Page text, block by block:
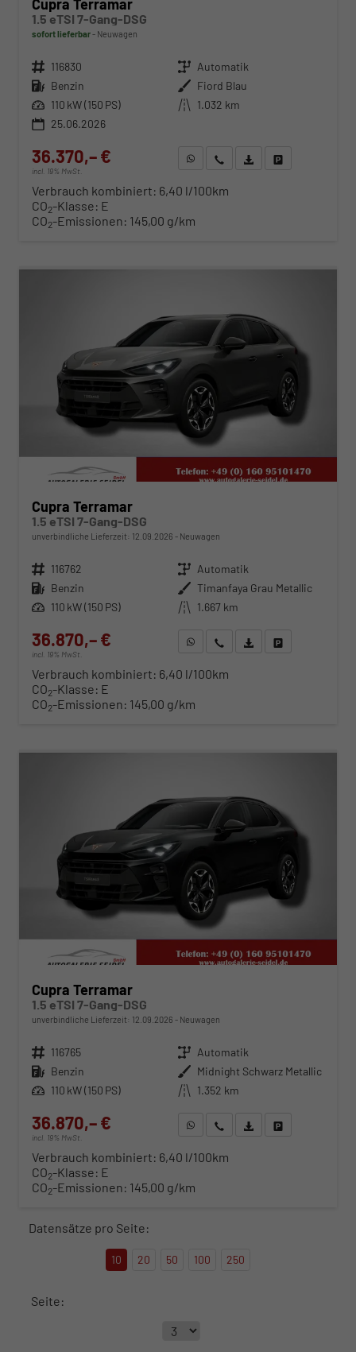
Cupra Terramar
1.5 eTSI 7-Gang-DSG
sofort lieferbar Neuwagen
Fahrzeugnr. 116830 Getriebe Automatik
Kraftstoff Benzin Außenfarbe Fiord Blau
Leistung 110 kW (150 PS) Kilometerstand 1.032 km
25.06.2026
36.370,– €
incl. 19% MwSt.
WhatsApp anfragen
Wir rufen Sie anFahrzeugexposé (PDF)
Verbrauch kombiniert: 6,40 l/100km
CO2-Klasse: E
CO2-Emissionen: 145,00 g/km
Cupra Terramar
1.5 eTSI 7-Gang-DSG
unverbindliche Lieferzeit: 12.09.2026 Neuwagen
Fahrzeugnr. 116762 Getriebe Automatik
Kraftstoff Benzin Außenfarbe Timanfaya Grau Metallic
Leistung 110 kW (150 PS) Kilometerstand 1.667 km
36.870,– €
incl. 19% MwSt.
WhatsApp anfragen
Wir rufen Sie anFahrzeugexposé (PDF)
Verbrauch kombiniert: 6,40 l/100km
CO2-Klasse: E
CO2-Emissionen: 145,00 g/km
Cupra Terramar
1.5 eTSI 7-Gang-DSG
unverbindliche Lieferzeit: 12.09.2026 Neuwagen
Fahrzeugnr. 116765 Getriebe Automatik
Kraftstoff Benzin Außenfarbe Midnight Schwarz Metallic
Leistung 110 kW (150 PS) Kilometerstand 1.352 km
36.870,– €
incl. 19% MwSt.
WhatsApp anfragen
Wir rufen Sie anFahrzeugexposé (PDF)
Verbrauch kombiniert: 6,40 l/100km
CO2-Klasse: E
CO2-Emissionen: 145,00 g/km
Datensätze pro Seite:
10 20 50 100 250
Seite: